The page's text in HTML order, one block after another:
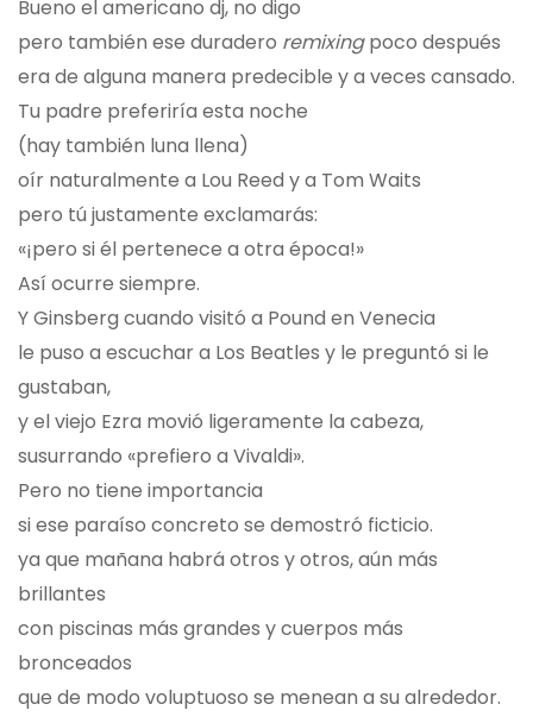
Bueno el americano dj, no digo
pero también ese duradero remixingpoco después
era de alguna manera predecible y a veces cansado.
Tu padre preferiría esta noche
(hay también luna llena)
oír naturalmente a Lou Reed y a Tom Waits
pero tú justamente exclamarás:
«¡pero si él pertenece a otra época!»
Así ocurre siempre.
Y Ginsberg cuando visitó a Pound en Venecia
le puso a escuchar a Los Beatles y le preguntó si le
gustaban,
y el viejo Ezra movió ligeramente la cabeza,
susurrando «prefiero a Vivaldi».
Pero no tiene importancia
si ese paraíso concreto se demostró ficticio.
ya que mañana habrá otros y otros, aún más
brillantes
con piscinas más grandes y cuerpos más
bronceados
que de modo voluptuoso se menean a su alrededor.